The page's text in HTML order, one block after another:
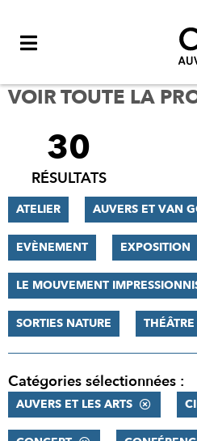
VOIR TOUTE LA
FILTRER
RÉSULTATS
30
RÉSULTATS
ATELIER AUVERS ET VAN
EVÈNEMENT EXPOSITION
LE MOUVEMENT
SORTIES NATURE THÉÂTRE
Catégories sélectionnées :
AUVERS ET LES ARTS